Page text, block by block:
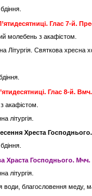
Глас 7-й.
молебень з акафістом.
Літургія. Святкова хресна
Глас 8-й.
акафістом.
літургія.
Хреста Господнього.
Храста Господнього. Мчч.
літургія.
води, благословення меду,